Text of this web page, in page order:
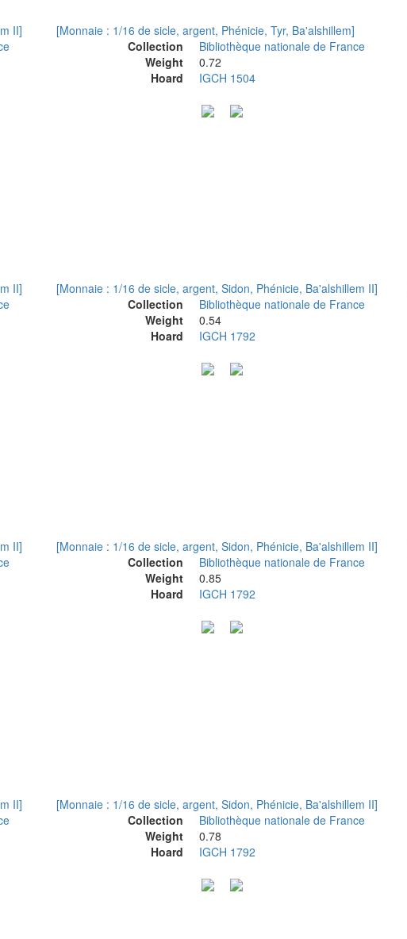
II]
[Monnaie : 1/16 de sicle, argent, Phénicie, Tyr, Ba'alshillem]
Collection
Bibliothèque nationale de France
Weight
0.72
Hoard
IGCH 1504
II]
[Monnaie : 1/16 de sicle, argent, Sidon, Phénicie, Ba'alshillem II]
Collection
Bibliothèque nationale de France
Weight
0.54
Hoard
IGCH 1792
II]
[Monnaie : 1/16 de sicle, argent, Sidon, Phénicie, Ba'alshillem II]
Collection
Bibliothèque nationale de France
Weight
0.85
Hoard
IGCH 1792
II]
[Monnaie : 1/16 de sicle, argent, Sidon, Phénicie, Ba'alshillem II]
Collection
Bibliothèque nationale de France
Weight
0.78
Hoard
IGCH 1792